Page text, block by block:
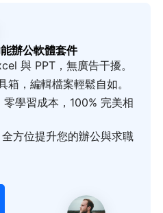
辦公軟體套件
與 PPT，無廣告干擾。
箱，編輯檔案輕鬆自如。
學習成本，100% 完美相
方位提升您的辦公與求職